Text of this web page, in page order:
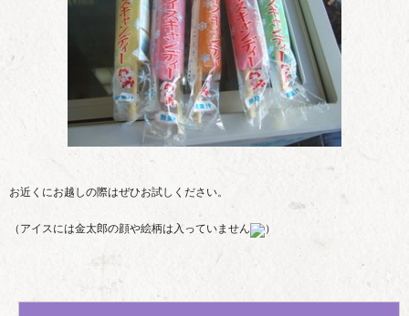
お近くにお越しの際はぜひお試しください。
（アイスには金太郎の顔や絵柄は入っていません ）